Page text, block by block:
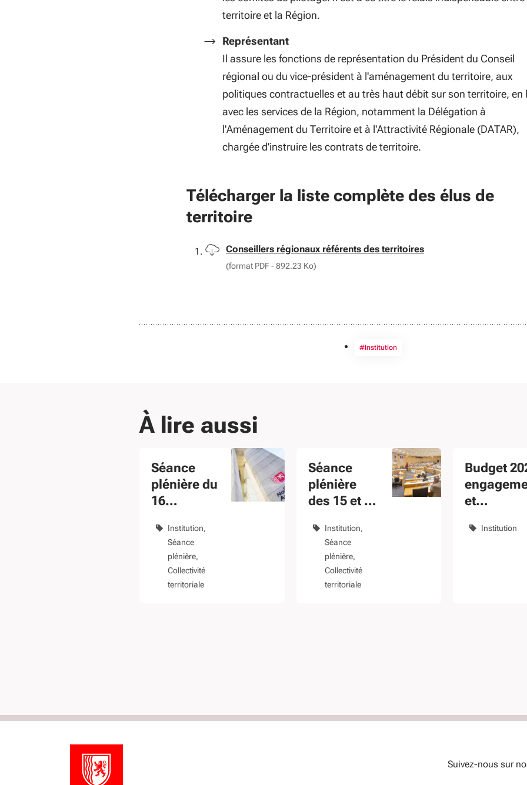
territoire et la Région.
Représentant
Il assure les fonctions de représentation du Président du Conseil
régional ou du vice-président à l'aménagement du territoire, aux
politiques contractuelles et au très haut débit sur son territoire, en
avec les services de la Région, notamment la Délégation à
l'Aménagement du Territoire et à l'Attractivité Régionale (DATAR),
chargée d'instruire les contrats de territoire.
Télécharger la liste complète des élus de
territoire
Télécharger
Conseillers régionaux référents des territoires
(format PDF - 892.23 Ko)
#Institution
À lire aussi
Séance
plénière du
16
2020Institution
Séance
plénière
Collectivité
territoriale
Séance
plénière
des 15 et 16
2022Institution
Séance
plénière
Collectivité
territoriale
Budget
et
Institution
Suivez-nous sur